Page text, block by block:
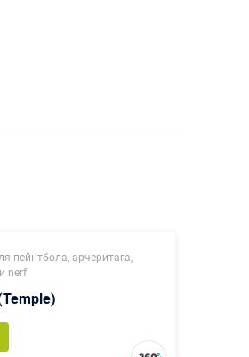
пейнтбола, арчеритага,
nerf